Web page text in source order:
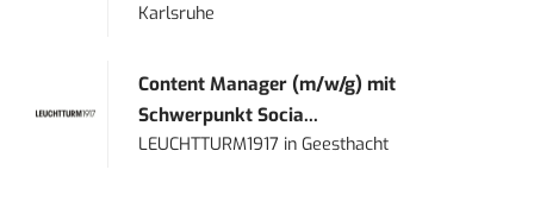
Karlsruhe
Content Manager (m/w/g) mit
Schwerpunkt Socia...
LEUCHTTURM1917 inGeesthacht